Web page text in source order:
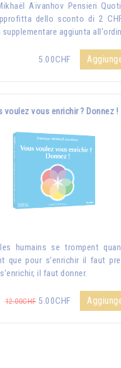
Aïvanhov Pensieri
dello sconto di 2
aggiunta
5.00CHF
voulez vous enrichir ? Donnez !
humains se trompent
que pour s’enrichir il faut
il faut donner.
12.00CHF5.00CHF